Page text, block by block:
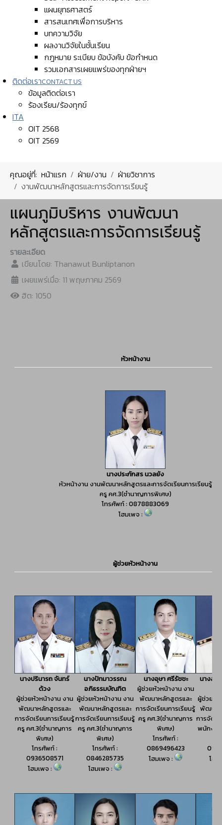
แผนยุทธศาสตร์
สารสนเทศเพื่อการบริหาร
บทความวิจัย
ผลงานวิจัยในชั้นเรียน
กฎหมาย ระเบียบ ข้อบังคับ ข้อกำหนด
รวมเอกสารเผยแพร่ของทุกฝ่ายฯ
ติดต่อเราCONTACT US
ข้อมูลติดต่อเรา
ร้องเรียน/ร้องทุกข์
ITA
OIT 2568
OIT 2569
คุณอยู่ที่: หน้าแรก ฝ่าย/งาน
ฝ่ายวิชาการ
งานพัฒนาหลักสูตรและการจัดการเรียนรู้
แผนภูมิบริหาร งานพัฒนา
หลักสูตรและการจัดการเรียนรู้
รายละเอียด
เขียนโดย: Thanawut Bunliptanon
เผยแพร่เมื่อ: 11 พฤษภาคม 2569
ฮิต: 1050